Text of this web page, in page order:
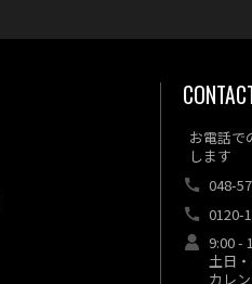
お電話で
します
048-
0120-
9:00 -
土日
カレ